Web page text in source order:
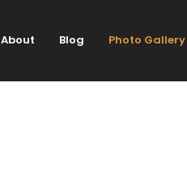
About Blog Photo Gallery